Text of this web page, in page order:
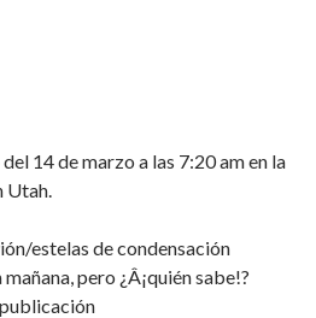
14 de marzo a las 7:20 am en la
Utah.
estelas de condensación
pero ¿Â¡quién sabe!?